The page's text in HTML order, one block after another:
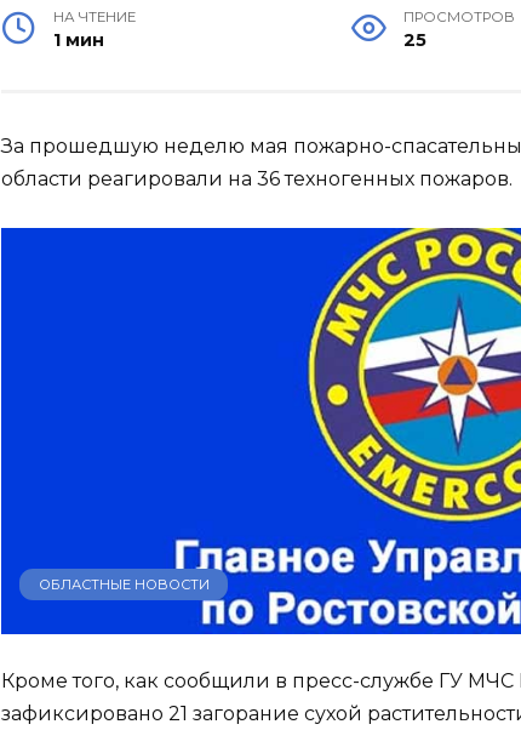
НА ЧТЕНИЕ
1 мин
ПРОСМОТРОВ
25
За прошедшую неделю мая пожарно-
области реагировали на 36 техногенных пожаров.
ОБЛАСТНЫЕ НОВОСТИ
Кроме того, как сообщили в пресс-службе ГУ МЧС
зафиксировано 21 загорание сухой